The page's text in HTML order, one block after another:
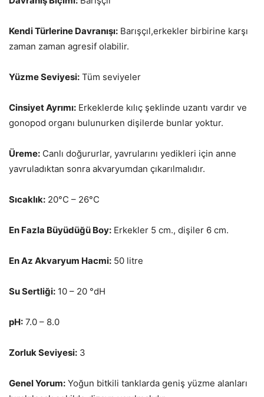
Kendi Türlerine Davranışı: Barışçıl,erkekler birbirine karşı
zaman zaman agresif olabilir.
Yüzme Seviyesi: Tüm seviyeler
Cinsiyet Ayrımı: Erkeklerde kılıç şeklinde uzantı vardır ve
gonopod organı bulunurken dişilerde bunlar yoktur.
Üreme: Canlı doğururlar, yavrularını yedikleri için anne
yavruladıktan sonra akvaryumdan çıkarılmalıdır.
Sıcaklık: 20°C – 26°C
En Fazla Büyüdüğü Boy: Erkekler 5 cm., dişiler 6 cm.
En Az Akvaryum Hacmi: 50 litre
Su Sertliği: 10 – 20 °dH
pH: 7.0 – 8.0
Zorluk Seviyesi: 3
Genel Yorum: Yoğun bitkili tanklarda geniş yüzme alanları